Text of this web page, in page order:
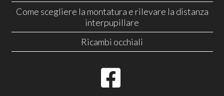
Come scegliere la montatura e rilevare la distanza
interpupillare
Ricambi occhiali